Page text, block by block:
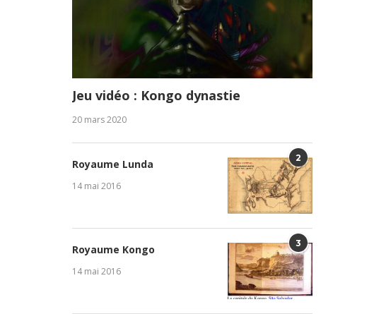
Jeu vidéo : Kongo dynastie
20 mars 2020
2
Royaume Lunda
14 mai 2016
3
Royaume Kongo
14 mai 2016